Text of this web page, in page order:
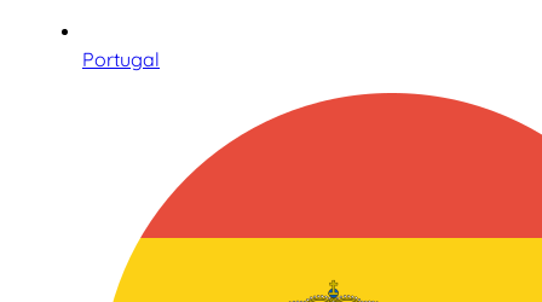
Portugal